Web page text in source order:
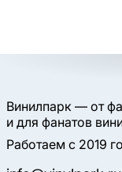
Винилпарк — от
и для фанатов
Работаем с 2019